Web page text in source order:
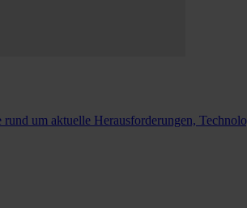
rund um aktuelle Herausforderungen,